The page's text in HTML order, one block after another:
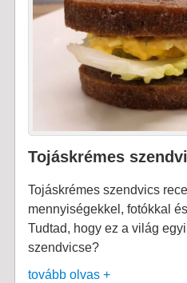
Tojáskrémes
Tojáskrémes szendvics
mennyiségekkel, fotókkal
Tudtad, hogy ez a világ
szendvicse?
tovább olvas +